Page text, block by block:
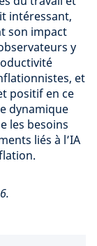
intéressant,
son impact
y
et
positif en ce
dynamique
les besoins
liés à l’IA